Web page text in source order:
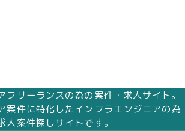
フリーランスの為の案件・求人サイト。
案件に特化したインフラエンジニアの為
人案件探しサイトです。